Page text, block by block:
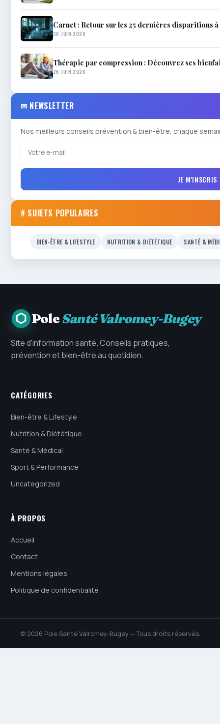
Carnet : Retour sur les 25 dernières disparitions
30 JUIN 2026
Thérapie par compression : Découvrez ses
26 JUIN 2026
✉ NEWSLETTER
Nos meilleurs conseils prévention & bien-être, chaque
JE M'INSCRIS
# SUJETS POPULAIRES
BIEN-ÊTRE & LIFESTYLE NUTRITION & DIÉTÉTIQUE SANTÉ &
PoleSanté Valromey-Bugey
Site d'information santé. Conseils pratiques,
prévention et bien-être au quotidien.
CATÉGORIES
Bien-être & Lifestyle
Nutrition & Diététique
Santé & Médical
Sport & Performance
Uncategorized
À PROPOS
Accueil
Contact
Mentions légales
Politique de confidentialité
© 2026 Pole Santé Valromey-Bugey — Tous droits réservés.